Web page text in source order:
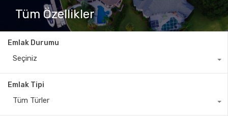
Tüm Özellikler
Emlak Durumu
Seçiniz
Emlak Tipi
Tüm Türler